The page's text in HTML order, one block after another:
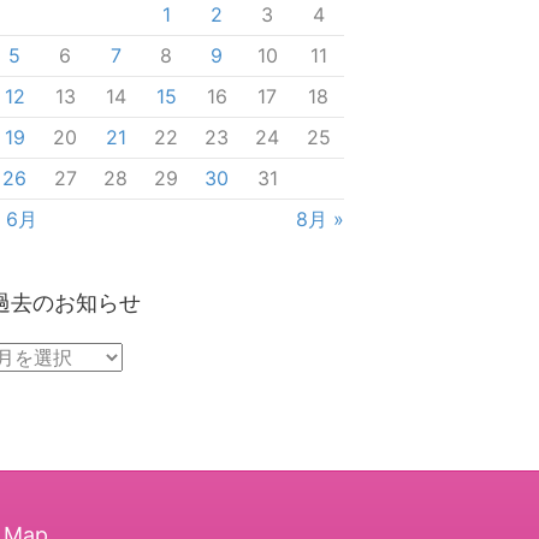
6月 8月 »
1 2 3
4
5
6 7 8 9 10
11
12
13 14 15 16 17
18
19
20 21 22 23 24
25
26
27 28 29 30 31
去のお知らせ
過